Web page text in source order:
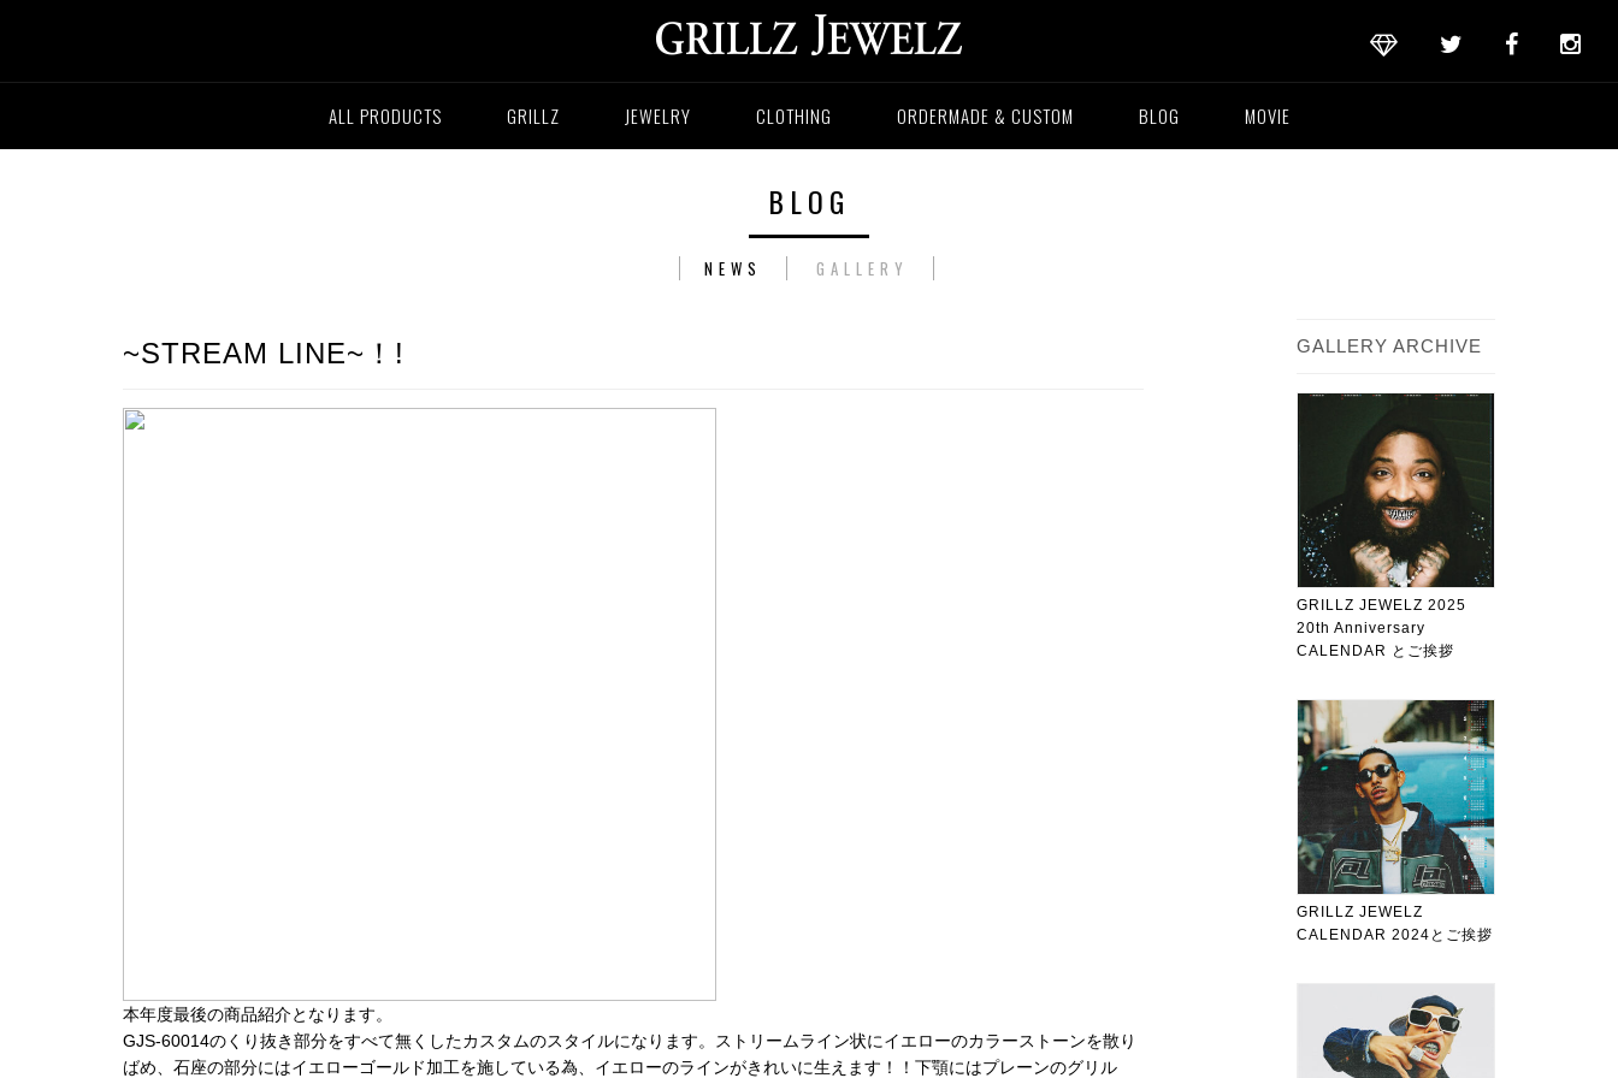
ALL PRODUCTS GRILLZ JEWELRY CLOTHING ORDERMADE & CUSTOM BLOG MOVIE
BLOG
NEWS GALLERY
~STREAM LINE~！!
本年度最後の商品紹介となります。
GJS-60014のくり抜き部分をすべて無くしたカスタムのスタイルになります。ストリームライン状にイエローのカラーストーンを散り
ばめ、石座の部分にはイエローゴールド加工を施している為、イエローのラインがきれいに生えます！！下顎にはプレーンのグリル
GALLERY ARCHIVE
GRILLZ JEWELZ 2025
20th Anniversary
CALENDAR とご挨拶
GRILLZ JEWELZ
CALENDAR 2024とご挨拶